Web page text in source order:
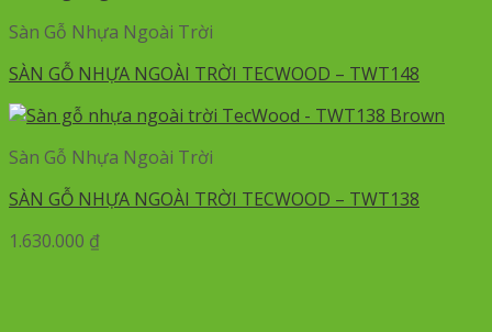
Sàn Gỗ Nhựa Ngoài Trời
SÀN GỖ NHỰA NGOÀI TRỜI TECWOOD – TWT148
Sàn Gỗ Nhựa Ngoài Trời
SÀN GỖ NHỰA NGOÀI TRỜI TECWOOD – TWT138
1.630.000 ₫